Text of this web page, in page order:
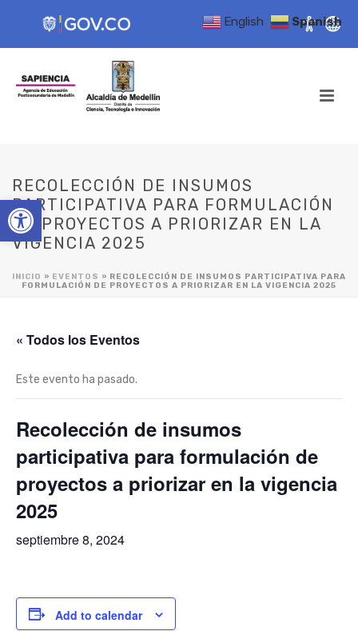
Open toolbar
RECOLECCIÓN DE INSUMOS
PARTICIPATIVA PARA FORMULACIÓN
DE PROYECTOS A PRIORIZAR EN LA
VIGENCIA 2025
INICIO » EVENTOS » RECOLECCIÓN DE INSUMOS PARTICIPATIVA PARA
FORMULACIÓN DE PROYECTOS A PRIORIZAR EN LA VIGENCIA 2025
« Todos los Eventos
Este evento ha pasado.
Recolección de insumos
participativa para formulación de
proyectos a priorizar en la vigencia
2025
septiembre 8, 2024
Add to calendar
English Spanish